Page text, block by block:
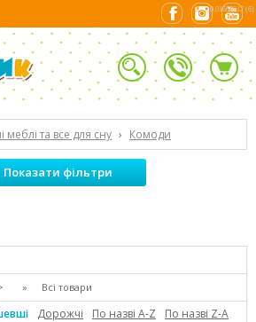
меблі та все для сну › Комоди
Показати фільтри
» Всі товари
Дорожчі По назві А-Z По назві Z-А
0.01662517 (6)